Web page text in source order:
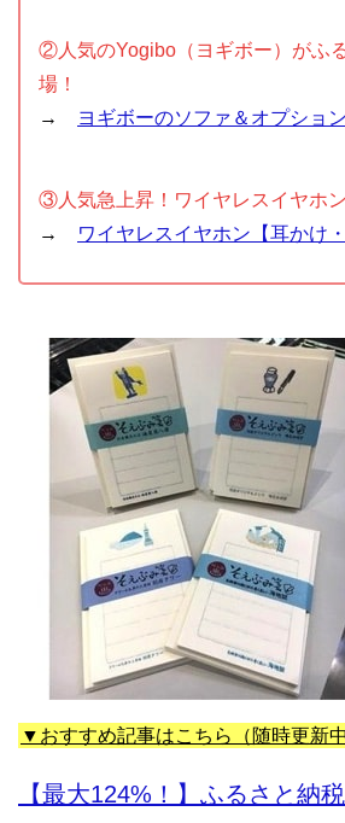
②人気のYogibo（ヨギボー）がふ
場！
→
ヨギボーのソファ＆オプショ
③人気急上昇！ワイヤレスイヤホ
→
ワイヤレスイヤホン【耳かけ
▼おすすめ記事はこちら（随時更新中
【最大124%！】ふるさと納